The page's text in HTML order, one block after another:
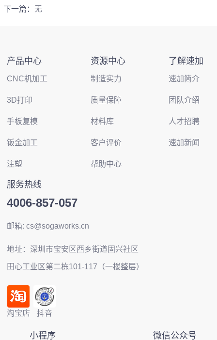
下一篇： 无
产品中心
CNC机加工
3D打印
手板复模
钣金加工
注塑
资源中心
制造实力
质量保障
材料库
客户评价
帮助中心
了解速加
速加简介
团队介绍
人才招聘
速加新闻
服务热线
4006-857-057
邮箱: cs@sogaworks.cn
地址：深圳市宝安区西乡街道固兴社区
田心工业区第二栋101-117（一楼整层）
淘宝店 抖音
小程序 微信公众号